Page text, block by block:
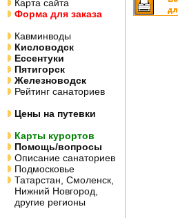
Карта сайта
Форма для заказа
Кавминводы
Кисловодск
Ессентуки
Пятигорск
Железноводск
Рейтинг санаториев
Цены на путевки
Карты курортов
Помощь/вопросы
Описание санаториев
Подмосковье
Татарстан, Смоленск,
Нижний Новгород,
другие регионы